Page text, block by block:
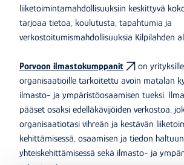
liiketoimintamahdollisuuksiin keskittyvä
tarjoaa tietoa, koulutusta, tapahtumia ja
verkostoitumismahdollisuuksia Kilpilahden
Porvoon ilmastokumppanit
on
organisaatioille tarkoitettu avoin matalan
ilmasto- ja ympäristöosaamisen tueksi.
pääset osaksi edelläkävijöiden verkostoa,
organisaatiotasi vihreän ja kestävän
kehittämisessä, osaamisen ja tiedon
yhteiskehittämisessä sekä ilmasto- ja